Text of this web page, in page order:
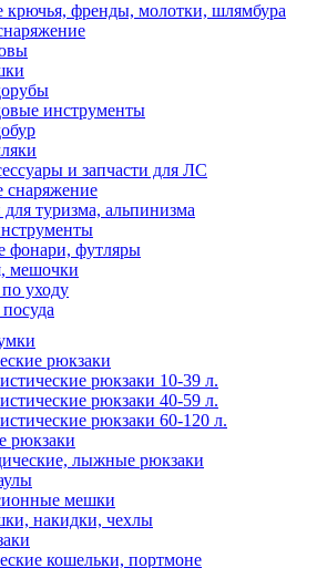
крючья, френды, молотки, шлямбура
инструменты
и запчасти для ЛС
снаряжение
туризма, альпинизма
фонари, футляры
мешочки
уходу
рюкзаки
рюкзаки 10-39 л.
рюкзаки 40-59 л.
рюкзаки 60-120 л.
рюкзаки
лыжные рюкзаки
мешки
накидки, чехлы
кошельки, портмоне